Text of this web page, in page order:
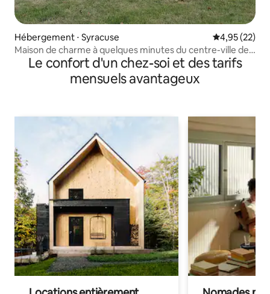
Hébergement ⋅ Syracuse Évaluation
4,95 (22)
Maison de charme à quelques minutes du centre-ville de
Syracuse
Le confort d'un chez-soi et des tarifs
mensuels avantageux